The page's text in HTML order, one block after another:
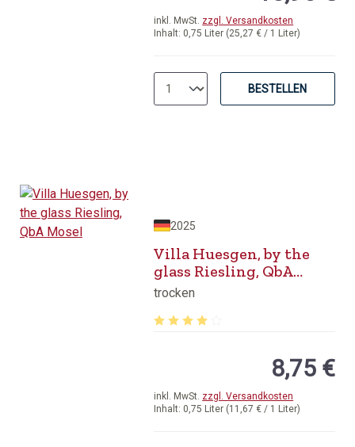
Inhalt: 0,75 Liter (25,27 € / 1 Liter)
inkl. MwSt. zzgl. Versandkosten
BESTELLEN
2025
Villa Huesgen, by the
glass Riesling, QbA
Mosel
trocken
Inhalt: 0,75 Liter (11,67 € / 1 Liter)
inkl. MwSt. zzgl. Versandkosten
8,75 €